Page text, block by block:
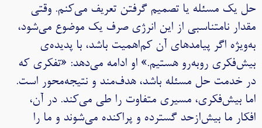
حل یک مسئله یا تصمیم گرفتن تعریف می‌کنم. وقتی
مقدار نامتناسبی از این انرژی صرف یک موضوع می‌شود،
به‌ویژه اگر پیامدهای آن کم‌اهمیت باشد، با پدیده‌ی
بیش‌فکری روبه‌رو هستیم.» او ادامه می‌دهد: «تفکری که
در خدمت حل مسئله باشد، هدف‌مند و نتیجه‌محور است.
اما بیش‌فکری، مسیری متفاوت را طی می‌کند. در آن،
افکار ما بیش‌ازحد گسترده و پراکنده می‌شوند و ما را